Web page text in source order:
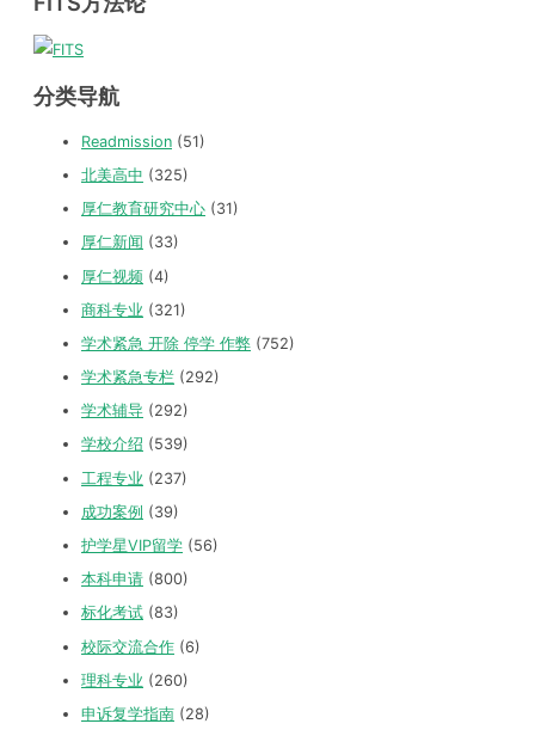
分类导航
Readmission (51)
北美高中 (325)
厚仁教育研究中心 (31)
厚仁新闻 (33)
厚仁视频 (4)
商科专业 (321)
学术紧急 开除 停学 作弊 (752)
学术紧急专栏 (292)
学术辅导 (292)
学校介绍 (539)
工程专业 (237)
成功案例 (39)
护学星VIP留学 (56)
本科申请 (800)
标化考试 (83)
校际交流合作 (6)
理科专业 (260)
申诉复学指南 (28)